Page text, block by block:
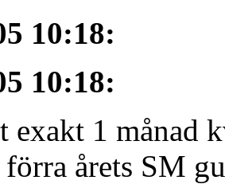
10:18:
10:18:
exakt 1 månad
årets SM